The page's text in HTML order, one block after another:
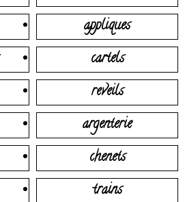
appliques
cartels
reveils
argenterie
chenets
trains